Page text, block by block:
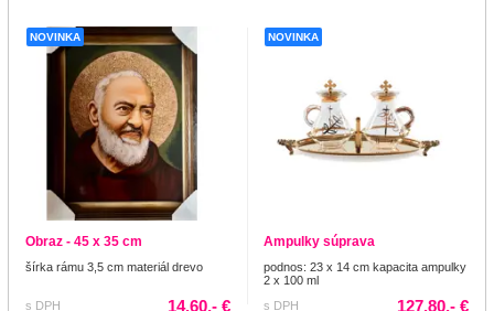
NOVINKA
Obraz - 45 x 35 cm
šírka rámu 3,5 cm materiál drevo
s DPH 14.60,- €
NOVINKA
Ampulky súprava
podnos: 23 x 14 cm kapacita ampulky
2 x 100 ml
s DPH
127.80,- €